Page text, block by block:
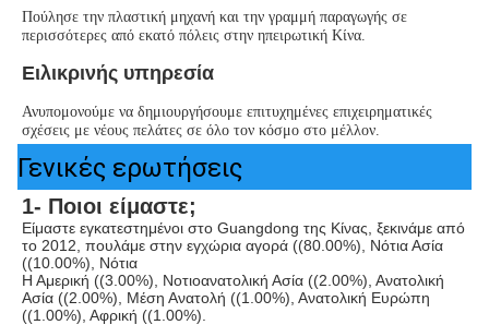
Πούλησε την πλαστική μηχανή και την γραμμή παραγωγής σε
περισσότερες από εκατό πόλεις στην ηπειρωτική Κίνα.
Ειλικρινής υπηρεσία
Ανυπομονούμε να δημιουργήσουμε επιτυχημένες επιχειρηματικές
σχέσεις με νέους πελάτες σε όλο τον κόσμο στο μέλλον.
Γενικές ερωτήσεις
1- Ποιοι είμαστε;
Είμαστε εγκατεστημένοι στο Guangdong της Κίνας, ξεκινάμε από
το 2012, πουλάμε στην εγχώρια αγορά ((80.00%), Νότια Ασία
((10.00%), Νότια
Η Αμερική ((3.00%), Νοτιοανατολική Ασία ((2.00%), Ανατολική
Ασία ((2.00%), Μέση Ανατολή ((1.00%), Ανατολική Ευρώπη
((1.00%), Αφρική ((1.00%).